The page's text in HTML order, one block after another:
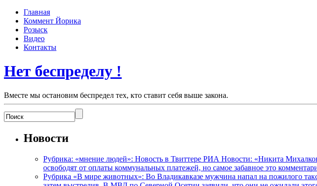
Главная
Коммент Йорика
Розыск
Видео
Контакты
Нет беспределу !
Вместе мы остановим беспредел тех, кто ставит себя выше закона.
Новости
Рубрика: «мнение людей»: Новость в Твиттере РИА Новости: «Никита
освободят от оплаты коммунальных платежей, но самое забавное это
Рубрика «В мире животных»: Во Владикавказе мужчина напал на пожилого